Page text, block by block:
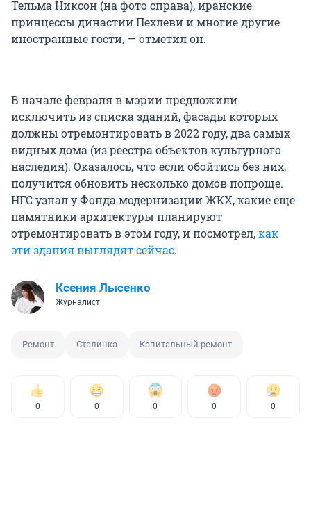
Тельма Никсон (на фото справа), иранские
принцессы династии Пехлеви и многие другие
иностранные гости, — отметил он.
В начале февраля в мэрии предложили
исключить из списка зданий, фасады которых
должны отремонтировать в 2022 году, два самых
видных дома (из реестра объектов культурного
наследия). Оказалось, что если обойтись без них,
получится обновить несколько домов попроще.
НГС узнал у Фонда модернизации ЖКХ, какие еще
памятники архитектуры планируют
отремонтировать в этом году, и посмотрел,как
эти здания выглядят сейчас.
Ксения Лысенко
Журналист
Ремонт Сталинка Капитальный ремонт
0 0 0 0 0